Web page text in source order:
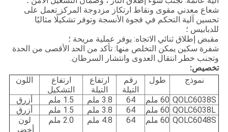
شعاع معدني مقوى ونقاط ارتكاز مزدوجة المركز تعمل على
تحسين آلية التحكم في فجوة الأنسجة وتوفر تشكيلًا مثاليًا
للدبابيس ؛
مقبض إطلاق ثنائي الاتجاه: يوفر عملية مريحة ؛
شفرة سكين يمكن التخلص منها: تأكد من الحد الأقصى من الحدة
وتجنب خطر انتقال العدوى وانتشار السرطان.
تخصيص:
نموذج
طول
رقم
التيلة
ارتفاع
التيلة
ارتفاع
التشكيل
اللون
QOLC6038S 60 ملم 64 3.8 ملم 1.5 ملم
أزرق
QOLC6038L 60 ملم 64 3.8 ملم 1.5 ملم
أزرق
QOLC6048S 60 ملم 64 4.8 ملم 2.0 ملم
لون
أخضر